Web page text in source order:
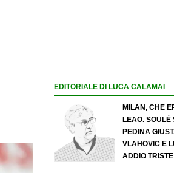
EDITORIALE DI LUCA CALAMAI
MILAN, CHE
LEAO.
PEDINA
VLAHOVIC E
ADDIO